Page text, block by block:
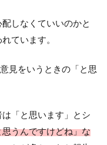
しなくていいのかと
ています。
見をいうときの「と思
「と思います」とシ
うんですけどね」な